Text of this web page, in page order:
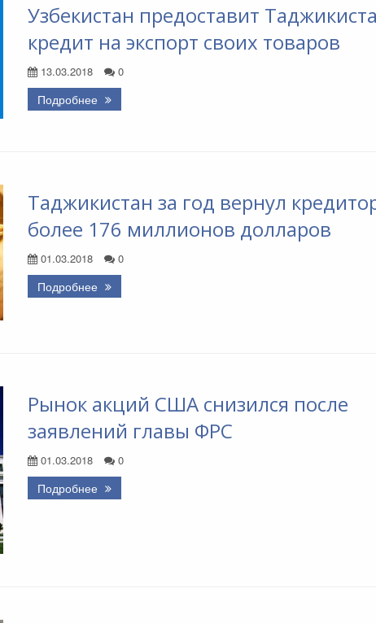
Узбекистан предоставит
кредит на экспорт своих товаров
13.03.2018 0
Подробнее
Таджикистан за год вернул
более 176 миллионов долларов
01.03.2018 0
Подробнее
Рынок акций США снизился после
заявлений главы ФРС
01.03.2018 0
Подробнее